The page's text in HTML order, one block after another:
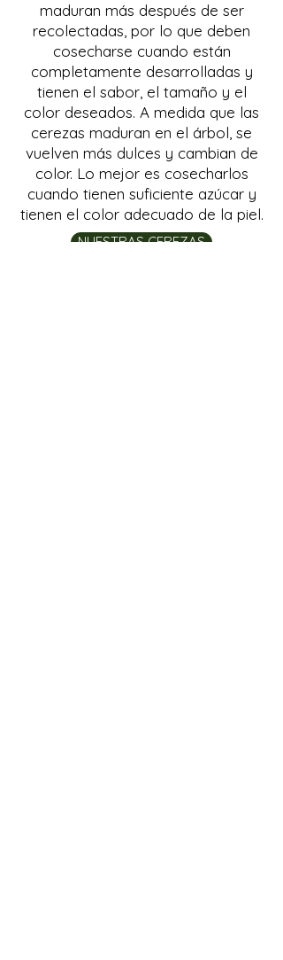
maduran más después de ser
recolectadas, por lo que deben
cosecharse cuando están
completamente desarrolladas y
tienen el sabor, el tamaño y el
color deseados. A medida que las
cerezas maduran en el árbol, se
vuelven más dulces y cambian de
color. Lo mejor es cosecharlos
cuando tienen suficiente azúcar y
tienen el color adecuado de la piel.
NUESTRAS CEREZAS